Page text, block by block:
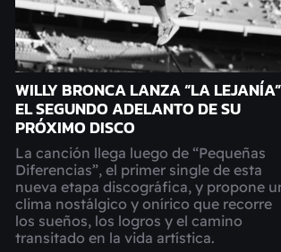
WILLY BRONCA LANZA “LA LEJANÍA”
EL SEGUNDO ADELANTO DE SU
PRÓXIMO DISCO
La canción llega luego de “Pequeñas
Diferencias”, el primer single de esta
nueva etapa discográfica, y propone
clima nostálgico y onírico que recorre
los sueños, los logros y el camino
transitado en la vida artística.